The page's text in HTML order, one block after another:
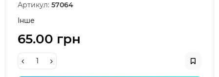
Артикул: 57064
Інше
65.00 грн